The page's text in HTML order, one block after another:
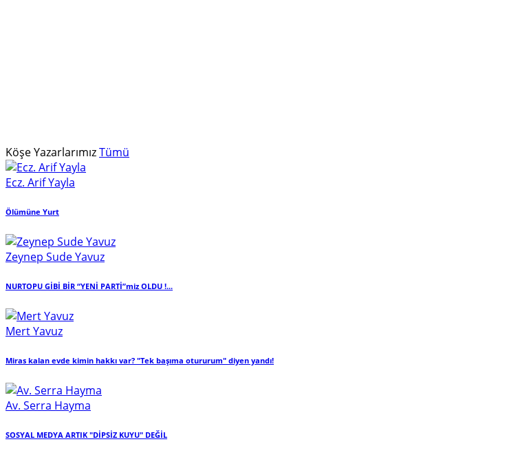
Köşe YazarlarımızTümü
Ecz. Arif Yayla
Ölümüne Yurt
Zeynep Sude Yavuz
NURTOPU GİBİ BİR “YENİ PARTİ”miz OLDU !...
Mert Yavuz
Miras kalan evde kimin hakkı var? "Tek başıma otururum" diyen yandı!
Av. Serra Hayma
SOSYAL MEDYA ARTIK "DİPSİZ KUYU" DEĞİL